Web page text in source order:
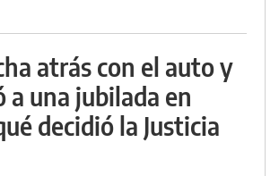
atrás con el auto y
a una jubilada en
decidió la Justicia